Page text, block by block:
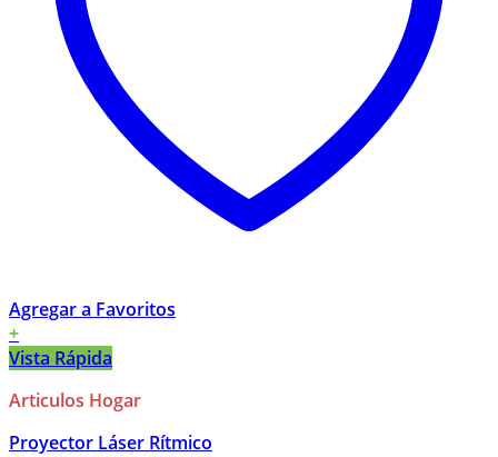
Agregar a Favoritos
+
Vista Rápida
Articulos Hogar
Proyector Láser Rítmico